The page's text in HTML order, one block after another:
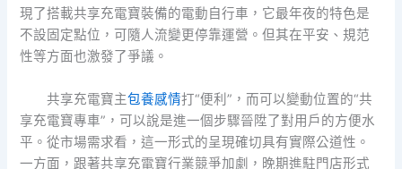
現了搭載共享充電寶裝備的電動自行車，它最年夜的特色是
不設固定點位，可隨人流變更停靠運營。但其在平安、規范
性等方面也激發了爭議。
共享充電寶主包養感情打“便利”，而可以變動位置的“共
享充電寶專車”，可以說是進一個步驟晉陞了對用戶的方便水
平。從市場需求看，這一形式的呈現確切具有實際公道性。
一方面，跟著共享充電寶行業競爭加劇，晚期進駐門店形式